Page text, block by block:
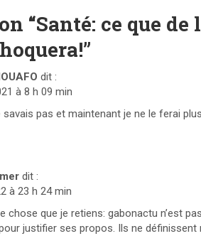
“Santé: ce que
”
dit :
à 8 h 09 min
savais pas et maintenant je ne le ferai
dit :
à 23 h 24 min
chose que je retiens: gabonactu n’est
justifier ses propos. Ils ne